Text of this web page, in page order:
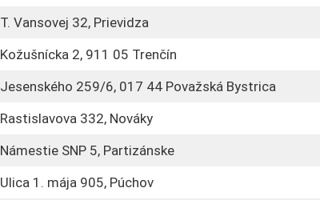
T. Vansovej 32, Prievidza
Kožušnícka 2, 911 05 Trenčín
Jesenského 259/6, 017 44 Považská Bystrica
Rastislavova 332, Nováky
Námestie SNP 5, Partizánske
Ulica 1. mája 905, Púchov